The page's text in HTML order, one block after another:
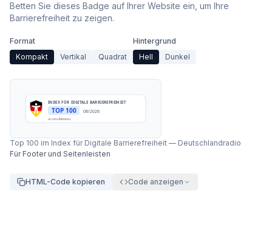
Betten Sie dieses Badge auf Ihrer Website ein, um Ihre
Barrierefreiheit zu zeigen.
Format
Kompakt
Vertikal Quadrat
Hintergrund
Hell
Dunkel
INDEX FÜR DIGITALE BARRIEREFREIHEIT
TOP 100 08/2026
accessibleai.eu
Top 100 im Index für Digitale Barrierefreiheit — Deutschlandradio
Für Footer und Seitenleisten
HTML-Code kopieren Code anzeigen